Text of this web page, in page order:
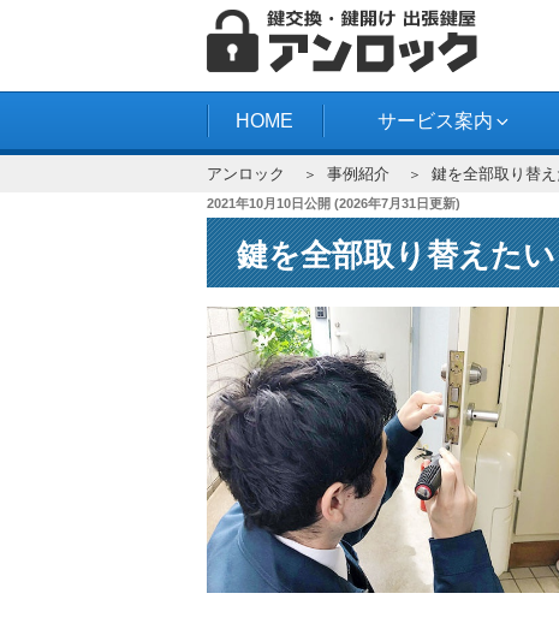
ツ
アンロック
HOME サービス案内
アンロック 事例紹介 鍵を全部取り替
投
稿
日:
2021年10月10日公開 (2026年7月31日更新)
鍵を全部取り替えたい